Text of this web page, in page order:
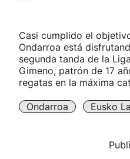
Casi cumplido el
Ondarroa está
segunda tanda de la
Gimeno, patrón de 17
regatas en la máxima
Ondarroa Eusko